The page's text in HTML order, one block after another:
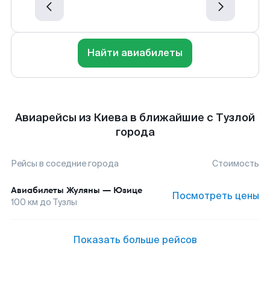
Найти авиабилеты
Авиарейсы из Киева в ближайшие с Тузлой
города
Рейсы в соседние города Стоимость
Авиабилеты Жуляны — Юзице
100 км до Тузлы Посмотреть цены
Показать больше рейсов